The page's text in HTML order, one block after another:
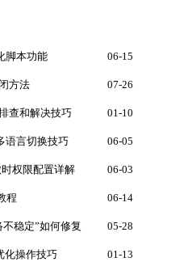
脚本功能 06-15
方法 07-26
查和解决技巧 01-10
语言切换技巧 06-05
权限配置详解 06-03
程 06-14
稳定”如何修复 05-28
化操作技巧 01-13